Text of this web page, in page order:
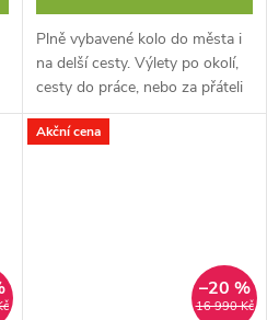
Plně vybavené kolo do města i
na delší cesty. Výlety po okolí,
cesty do práce, nebo za přáteli
na zahradu? Umíme a dlouho
bez toho aby váš Rokk...
Akční cena
16 990 Kč
–20 %